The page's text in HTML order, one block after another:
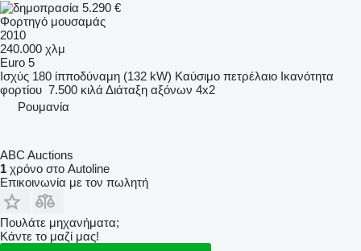
5.290 €
Φορτηγό μουσαμάς
2010
240.000 χλμ
Euro 5
Ισχύς 180 ίπποδύναμη (132 kW) Καύσιμο πετρέλαιο Ικανότητα
φορτίου 7.500 κιλά Διάταξη αξόνων 4x2
Ρουμανία
ABC Auctions
1 χρόνο στο Autoline
Επικοινωνία με τον πωλητή
Πουλάτε μηχανήματα;
Κάντε το μαζί μας!